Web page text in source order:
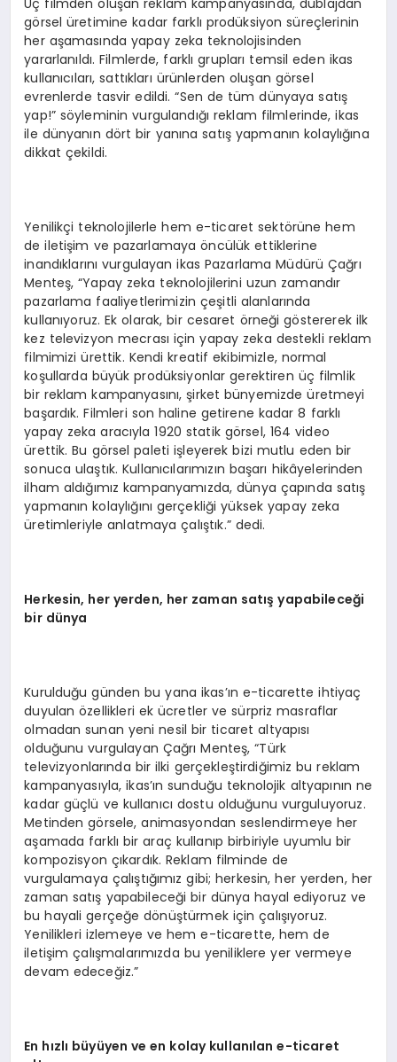
görsel üretimine kadar farklı prodüksiyon süreçlerinin
her aşamasında yapay zeka teknolojisinden
yararlanıldı. Filmlerde, farklı grupları temsil eden ikas
kullanıcıları, sattıkları ürünlerden oluşan görsel
evrenlerde tasvir edildi. “Sen de tüm dünyaya satış
yap!” söyleminin vurgulandığı reklam filmlerinde, ikas
ile dünyanın dört bir yanına satış yapmanın kolaylığına
dikkat çekildi.
Yenilikçi teknolojilerle hem e-ticaret sektörüne hem
de iletişim ve pazarlamaya öncülük ettiklerine
inandıklarını vurgulayan ikas Pazarlama Müdürü Çağrı
Menteş, “Yapay zeka teknolojilerini uzun zamandır
pazarlama faaliyetlerimizin çeşitli alanlarında
kullanıyoruz. Ek olarak, bir cesaret örneği göstererek ilk
kez televizyon mecrası için yapay zeka destekli reklam
filmimizi ürettik. Kendi kreatif ekibimizle, normal
koşullarda büyük prodüksiyonlar gerektiren üç filmlik
bir reklam kampanyasını, şirket bünyemizde üretmeyi
başardık. Filmleri son haline getirene kadar 8 farklı
yapay zeka aracıyla 1920 statik görsel, 164 video
ürettik. Bu görsel paleti işleyerek bizi mutlu eden bir
sonuca ulaştık. Kullanıcılarımızın başarı hikâyelerinden
ilham aldığımız kampanyamızda, dünya çapında satış
yapmanın kolaylığını gerçekliği yüksek yapay zeka
üretimleriyle anlatmaya çalıştık.” dedi.
Herkesin, her yerden, her zaman satış yapabileceği
bir dünya
Kurulduğu günden bu yana ikas’ın e-ticarette ihtiyaç
duyulan özellikleri ek ücretler ve sürpriz masraflar
olmadan sunan yeni nesil bir ticaret altyapısı
olduğunu vurgulayan Çağrı Menteş, “Türk
televizyonlarında bir ilki gerçekleştirdiğimiz bu reklam
kampanyasıyla, ikas’ın sunduğu teknolojik altyapının ne
kadar güçlü ve kullanıcı dostu olduğunu vurguluyoruz.
Metinden görsele, animasyondan seslendirmeye her
aşamada farklı bir araç kullanıp birbiriyle uyumlu bir
kompozisyon çıkardık. Reklam filminde de
vurgulamaya çalıştığımız gibi; herkesin, her yerden, her
zaman satış yapabileceği bir dünya hayal ediyoruz ve
bu hayali gerçeğe dönüştürmek için çalışıyoruz.
Yenilikleri izlemeye ve hem e-ticarette, hem de
iletişim çalışmalarımızda bu yeniliklere yer vermeye
devam edeceğiz.”
En hızlı büyüyen ve en kolay kullanılan e-ticaret